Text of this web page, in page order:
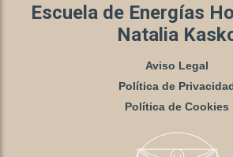
Escuela de Energías
Natalia
Aviso Legal
Política de
Política de Cookies